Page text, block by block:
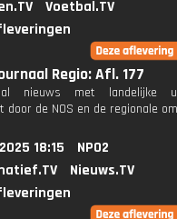
Voetbal.TV
Regio: Afl. 177
nieuws met landelijke
door de NOS en de regionale
18:15
NPO2
Nieuws.TV